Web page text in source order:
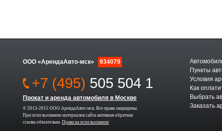
ООО «АрендаАвто-мск» 934079
+7 (495) 505 504 1
Прокат и аренда автомобиля в Москве
© 2013-2015 ООО АрендаАвто-мск. Все права защищены.
При использовании материалов сайта активная обратная
ссылка обязательна. Права на использование
Пункты
Условия
Как
Выбрать
Заказать